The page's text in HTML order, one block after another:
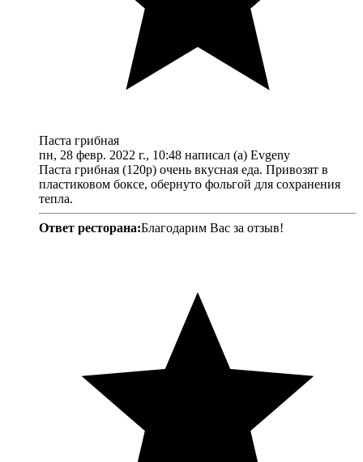
Паста грибная
пн, 28 февр. 2022 г., 10:48 написал (а) Evgeny
Паста грибная (120р) очень вкусная еда. Привозят в
пластиковом боксе, обернуто фольгой для сохранения
тепла.
Ответ ресторана:Благодарим Вас за отзыв!